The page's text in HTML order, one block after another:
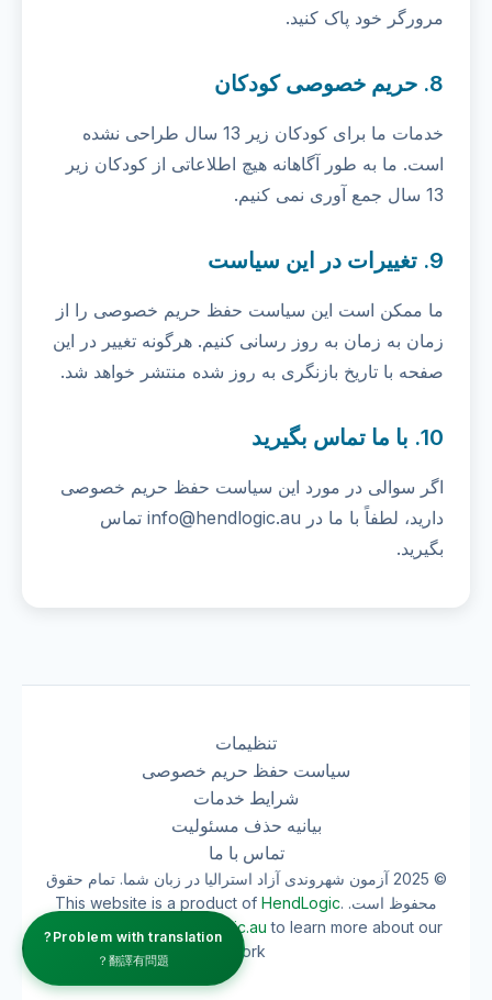
مرورگر خود پاک کنید.
8. حریم خصوصی کودکان
خدمات ما برای کودکان زیر 13 سال طراحی نشده
است. ما به طور آگاهانه هیچ اطلاعاتی از کودکان زیر
13 سال جمع آوری نمی کنیم.
9. تغییرات در این سیاست
ما ممکن است این سیاست حفظ حریم خصوصی را از
زمان به زمان به روز رسانی کنیم. هرگونه تغییر در این
صفحه با تاریخ بازنگری به روز شده منتشر خواهد شد.
10. با ما تماس بگیرید
اگر سوالی در مورد این سیاست حفظ حریم خصوصی
دارید، لطفاً با ما در info@hendlogic.au تماس
بگیرید.
تنظیمات
سیاست حفظ حریم خصوصی
شرایط خدمات
بیانیه حذف مسئولیت
تماس با ما
© 2025 آزمون شهروندی آزاد استرالیا در زبان شما. تمام حقوق
محفوظ است. This website is a product of HendLogic.
hendlogic.au to learn more about our
work.
Problem with translation?
翻譯有問題？